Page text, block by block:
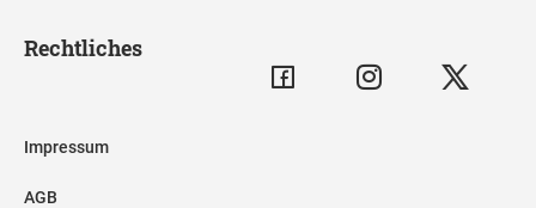
Rechtliches
Impressum
AGB